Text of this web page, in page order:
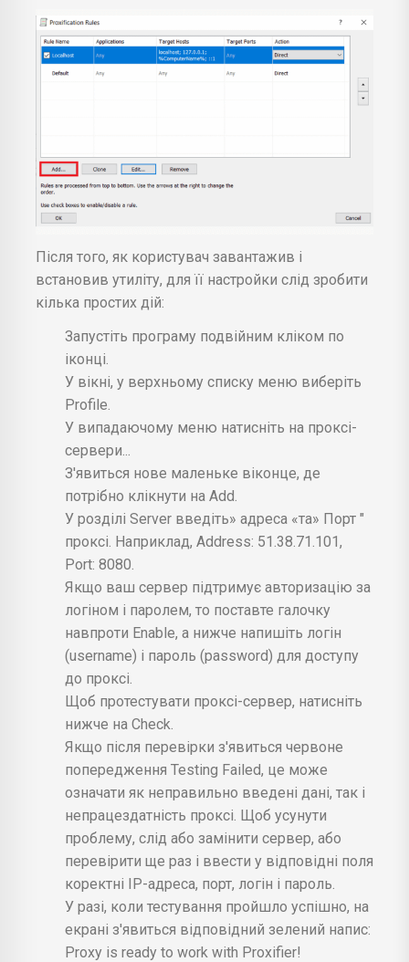
Після того, як користувач завантажив і
встановив утиліту, для її настройки слід зробити
кілька простих дій:
Запустіть програму подвійним кліком по
іконці.
У вікні, у верхньому списку меню виберіть
Profile.
У випадаючому меню натисніть на проксі-
сервери...
З'явиться нове маленьке віконце, де
потрібно клікнути на Add.
У розділі Server введіть» адреса «та» Порт "
проксі. Наприклад, Address: 51.38.71.101,
Port: 8080.
Якщо ваш сервер підтримує авторизацію за
логіном і паролем, то поставте галочку
навпроти Enable, а нижче напишіть логін
(username) і пароль (password) для доступу
до проксі.
Щоб протестувати проксі-сервер, натисніть
нижче на Check.
Якщо після перевірки з'явиться червоне
попередження Testing Failed, це може
означати як неправильно введені дані, так і
непрацездатність проксі. Щоб усунути
проблему, слід або замінити сервер, або
перевірити ще раз і ввести у відповідні поля
коректні IP-адреса, порт, логін і пароль.
У разі, коли тестування пройшло успішно, на
екрані з'явиться відповідний зелений напис:
Proxy is ready to work with Proxifier!